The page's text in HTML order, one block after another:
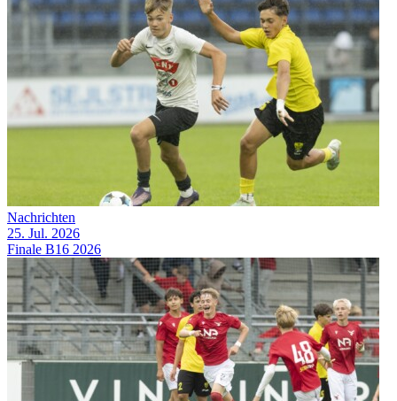
Nachrichten
25. Jul. 2026
Finale B16 2026